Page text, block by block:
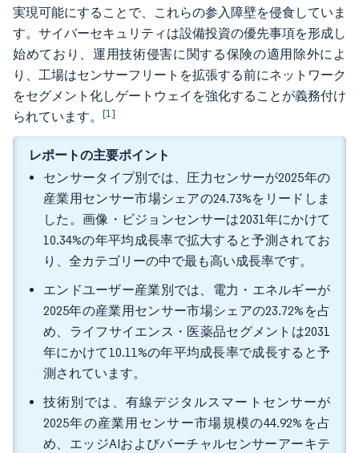
実現可能にすることで、これらの参入障壁を侵食していま
す。サイバーセキュリティは設備投資の優先事項を形成し
始めており、運用技術侵害に関する保険の適用除外によ
り、工場はセンサーフリートを拡張する前にネットワーク
をセグメント化しゲートウェイを強化することが義務付け
られています。 [1]
レポートの主要ポイント
センサータイプ別では、圧力センサーが2025年の
産業用センサー市場シェアの24.73%をリードしま
した。画像・ビジョンセンサーは2031年にかけて
10.34%の年平均成長率で拡大すると予測されてお
り、全カテゴリーの中で最も高い成長率です。
エンドユーザー産業別では、電力・エネルギーが
2025年の産業用センサー市場シェアの23.72%を占
め、ライフサイエンス・医薬品セグメントは2031
年にかけて10.11%の年平均成長率で成長すると予
測されています。
技術別では、有線デジタルスマートセンサーが
2025年の産業用センサー市場規模の44.92%を占
め、エッジAIおよびバーチャルセンサーアーキテ